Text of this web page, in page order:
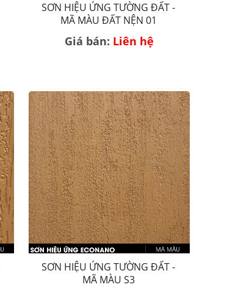
SƠN HIỆU ỨNG TƯỜNG ĐẤT -
MÃ MÀU ĐẤT NỆN 01
Giá bán: Liên hệ
SƠN HIỆU ỨNG TƯỜNG ĐẤT -
MÃ MÀU S3